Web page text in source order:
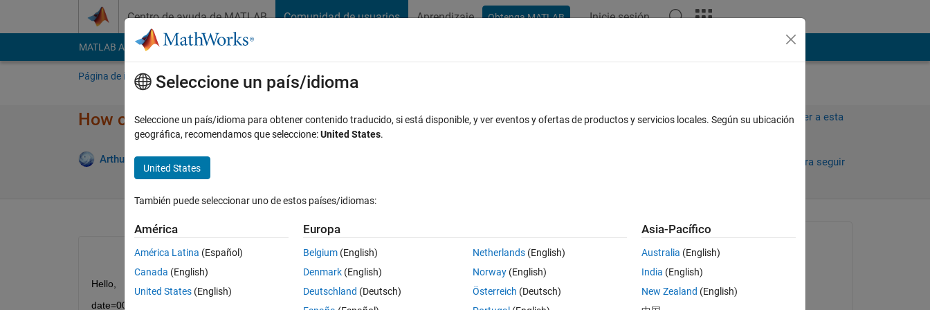
Centro de ayuda de MATLAB Comunidad de usuarios Aprendizaje Obtenga MATLAB Inicie sesión
MATLAB Answers File Exchange Cody
Página de inicio Preguntar Examinar
How can I create a loop using date form ?
Arthur Melo 17 Abr. 2013
Iniciar sesión para responder a esta
Iniciar sesión para seguir
Mostrar comentarios más antiguos
Hello,
date=0002042013; end_date=0802042013;
Arthur Melo
el 17 de Abr. de 2013
Seleccione un país/idioma
Seleccione un país/idioma para obtener contenido traducido, si está disponible, y ver eventos y ofertas de productos y servicios locales. Según su ubicación
geográfica, recomendamos que seleccione:United States.
United States
También puede seleccionar uno de estos países/idiomas:
América
América Latina (Español)
Canada (English)
United States (English)
Europa
Belgium (English)
Denmark (English)
Deutschland (Deutsch)
Netherlands(English)
Norway(English)
Österreich (Deutsch)
Asia-Pacífico
Australia (English)
India (English)
New Zealand (English)